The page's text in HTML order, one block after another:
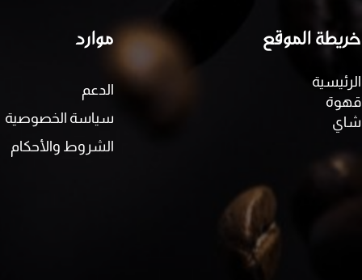
خريطة الموقع
الرئيسية
قهوة
شاي
موارد
الدعم
سياسة الخصوصية
الشروط والأحكام